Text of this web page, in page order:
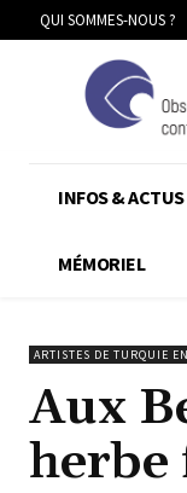
QUI SOMMES-NOUS ?
INFOS & ACTUS
MÉMORIEL
ARTISTES DE TURQUIE
Aux